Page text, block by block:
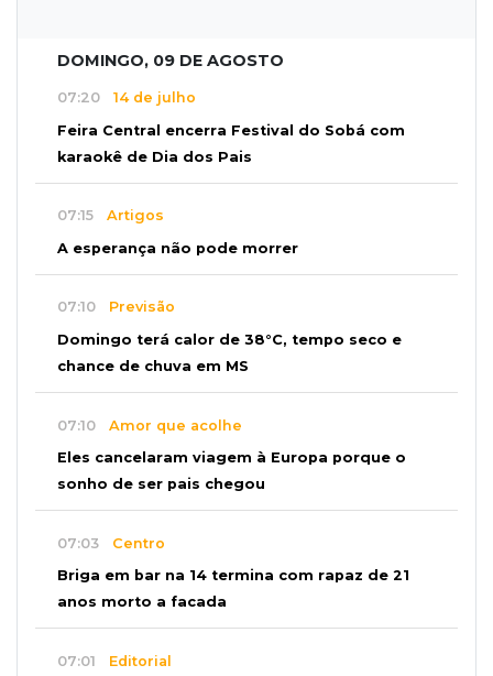
DOMINGO, 09 DE AGOSTO
07:20 14 de julho
Feira Central encerra Festival do Sobá com
karaokê de Dia dos Pais
07:15 Artigos
A esperança não pode morrer
07:10 Previsão
Domingo terá calor de 38°C, tempo seco e
chance de chuva em MS
07:10 Amor que acolhe
Eles cancelaram viagem à Europa porque o
sonho de ser pais chegou
07:03 Centro
Briga em bar na 14 termina com rapaz de 21
anos morto a facada
07:01 Editorial